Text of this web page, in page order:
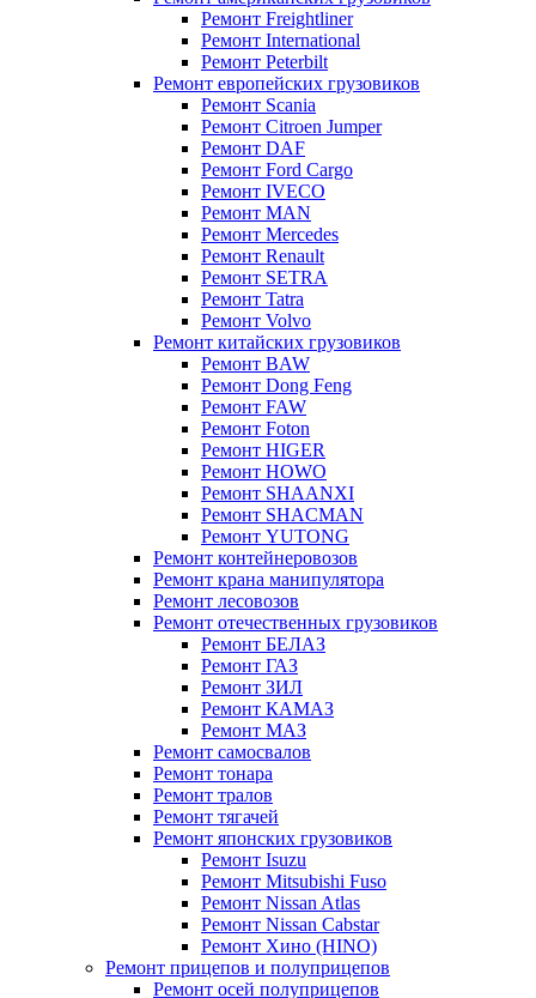
Ремонт Freightliner
Ремонт International
Ремонт Peterbilt
Ремонт европейских грузовиков
Ремонт Scania
Ремонт Citroen Jumper
Ремонт DAF
Ремонт Ford Cargo
Ремонт IVECO
Ремонт MAN
Ремонт Mercedes
Ремонт Renault
Ремонт SETRA
Ремонт Tatra
Ремонт Volvo
Ремонт китайских грузовиков
Ремонт BAW
Ремонт Dong Feng
Ремонт FAW
Ремонт Foton
Ремонт HIGER
Ремонт HOWO
Ремонт SHAANXI
Ремонт SHACMAN
Ремонт YUTONG
Ремонт контейнеровозов
Ремонт крана манипулятора
Ремонт лесовозов
Ремонт отечественных грузовиков
Ремонт БЕЛАЗ
Ремонт ГАЗ
Ремонт ЗИЛ
Ремонт КАМАЗ
Ремонт МАЗ
Ремонт самосвалов
Ремонт тонара
Ремонт тралов
Ремонт тягачей
Ремонт японских грузовиков
Ремонт Isuzu
Ремонт Mitsubishi Fuso
Ремонт Nissan Atlas
Ремонт Nissan Cabstar
Ремонт Хино (HINO)
Ремонт прицепов и полуприцепов
Ремонт осей полуприцепов